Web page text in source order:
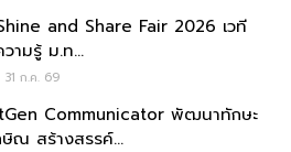
and Share Fair 2026 เวที
ามรู้ ม.ท...
31 ก.ค. 69
Communicator พัฒนาทักษะ
ณ สร้างสรรค์...